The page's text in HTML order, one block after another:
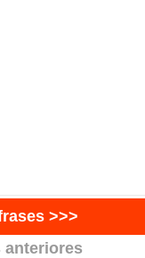
>>>
anteriores